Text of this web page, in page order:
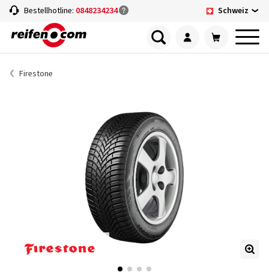
Bestellhotline: 0848234234 Schweiz
Firestone